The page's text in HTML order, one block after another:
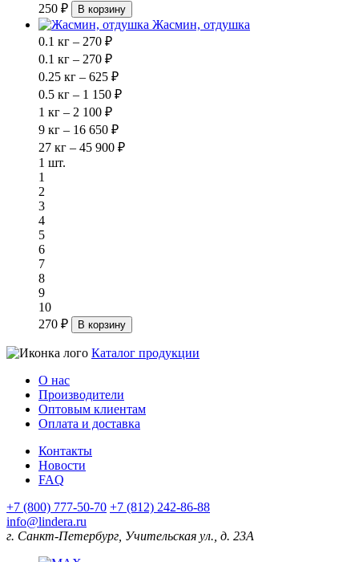
250 ₽
В корзину
Жасмин, отдушка
0.1 кг – 270 ₽
0.1 кг – 270 ₽
0.25 кг – 625 ₽
0.5 кг – 1 150 ₽
1 кг – 2 100 ₽
9 кг – 16 650 ₽
27 кг – 45 900 ₽
1 шт.
1
2
3
4
5
6
7
8
9
10
270 ₽
В корзину
Каталог продукции
О нас
Производители
Оптовым клиентам
Оплата и доставка
Контакты
Новости
FAQ
+7 (800) 777-50-70 +7 (812) 242-86-88
info@lindera.ru
г. Санкт-Петербург, Учительская ул., д. 23А